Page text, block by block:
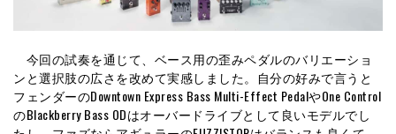
今回の試奏を通じて、ベース用の歪みペダルのバリエーショ
ンと選択肢の広さを改めて実感しました。自分の好みで言うと
フェンダーのDowntown Express Bass Multi-Effect PedalやOne Control
のBlackberry Bass ODはオーバードライブとして良いモデルでし